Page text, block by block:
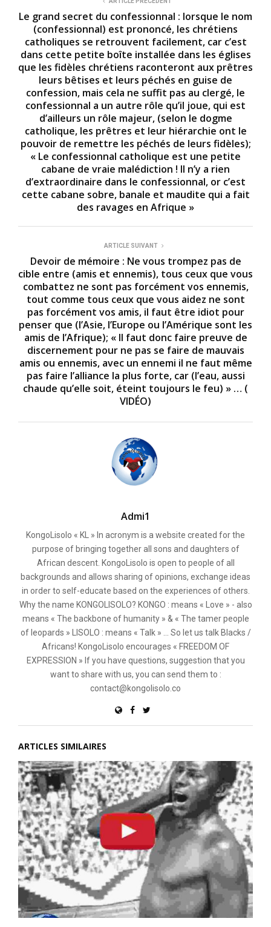
Le grand secret du confessionnal : lorsque le nom
(confessionnal) est prononcé, les chrétiens
catholiques se retrouvent facilement, car c’est
dans cette petite boîte installée dans les églises
que les fidèles chrétiens raconteront aux prêtres
leurs bêtises et leurs péchés en guise de
confession, mais cela ne suffit pas au clergé, le
confessionnal a un autre rôle qu’il joue, qui est
d’ailleurs un rôle majeur, (selon le dogme
catholique, les prêtres et leur hiérarchie ont le
pouvoir de remettre les péchés de leurs fidèles);
« Le confessionnal catholique est une petite
cabane de vraie malédiction ! Il n’y a rien
d’extraordinaire dans le confessionnal, or c’est
cette cabane sobre, banale et maudite qui a fait
des ravages en Afrique »
ARTICLE SUIVANT
Devoir de mémoire : Ne vous trompez pas de
cible entre (amis et ennemis), tous ceux que vous
combattez ne sont pas forcément vos ennemis,
tout comme tous ceux que vous aidez ne sont
pas forcément vos amis, il faut être idiot pour
penser que (l’Asie, l’Europe ou l’Amérique sont les
amis de l’Afrique); « Il faut donc faire preuve de
discernement pour ne pas se faire de mauvais
amis ou ennemis, avec un ennemi il ne faut même
pas faire l’alliance la plus forte, car (l’eau, aussi
chaude qu’elle soit, éteint toujours le feu) » … (
VIDÉO)
Admi1
KongoLisolo « KL » In acronym is a website created for the
purpose of bringing together all sons and daughters of
African descent. KongoLisolo is open to people of all
backgrounds and allows sharing of opinions, exchange ideas
in order to self-educate based on the experiences of others.
Why the name KONGOLISOLO? KONGO : means « Love » - also
means « The backbone of humanity » & « The tamer people
of leopards » LISOLO : means « Talk » ... So let us talk Blacks /
Africans! KongoLisolo encourages « FREEDOM OF
EXPRESSION » If you have questions, suggestion that you
want to share with us, you can send them to :
contact@kongolisolo.co
ARTICLES SIMILAIRES